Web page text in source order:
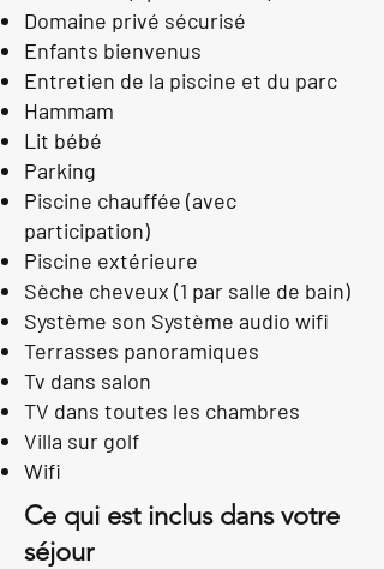
Domaine privé sécurisé
Enfants bienvenus
Entretien de la piscine et du parc
Hammam
Lit bébé
Parking
Piscine chauffée (avec
participation)
Piscine extérieure
Sèche cheveux (1 par salle de bain)
Système son Système audio wifi
Terrasses panoramiques
Tv dans salon
TV dans toutes les chambres
Villa sur golf
Wifi
Ce qui est inclus dans votre
séjour